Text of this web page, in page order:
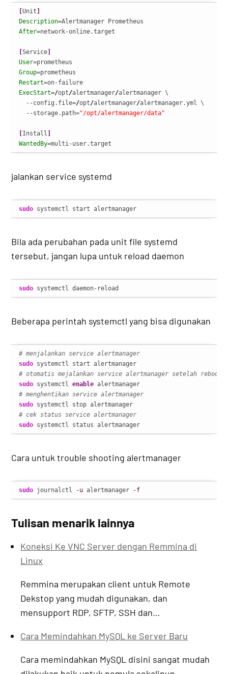
[Unit]
Description
After=network-online.target
[Service]
User
Group
Restart
ExecStart=/opt/alertmanager/alertmanager \
  --config.file=
/opt/alertmanager/alertmanager.yml \
  --storage.path=
"/opt/alertmanager/data"
[Install ]
WantedBy=multi-user.target
jalankan service systemd
sudo systemctl start alertmanager
Bila ada perubahan pada unit file systemd
tersebut, jangan lupa untuk reload daemon
sudo systemctl daemon-reload
Beberapa perintah systemctl yang bisa digunakan
# menjalankan service alertmanager
sudo
# otomatis mejalankan service alertmanager setelah reboot
sudo systemctl enable
# menghentikan service alertmanager
sudo
# cek status service alertmanager
sudo systemctl status alertmanager
Cara untuk trouble shooting alertmanager
sudo journalctl -u alertmanager -f
Tulisan menarik lainnya
Koneksi Ke VNC Server dengan Remmina di
Linux
Remmina merupakan client untuk Remote
Dekstop yang mudah digunakan, dan
mensupport RDP, SFTP, SSH dan…
Cara Memindahkan MySQL ke Server Baru
Cara memindahkan MySQL disini sangat mudah